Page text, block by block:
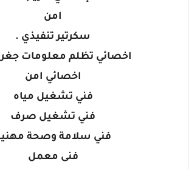
امن
سكرتير تنفيذي .
اخصائي تظلم معلومات
اخصائي امن
فني تشغيل مياه
فني تشغيل صرف
فني سلامة وصحة
فنى معمل